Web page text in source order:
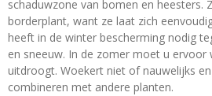
schaduwzone van bomen en heesters.
borderplant, want ze laat zich
heeft in de winter bescherming nodig
en sneeuw. In de zomer moet u ervoor
uitdroogt. Woekert niet of nauwelijks
combineren met andere planten.